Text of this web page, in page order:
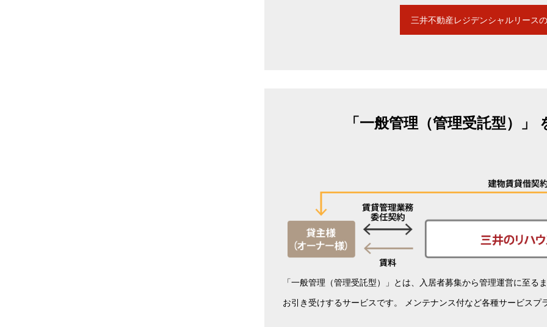
三井不動産レジデンシャルリース
「一般管理（管理受託型）
「一般管理（管理受託型）」とは、入居者募集から管理運営に至
お引き受けするサービスです。 メンテナンス付など各種サービスプ